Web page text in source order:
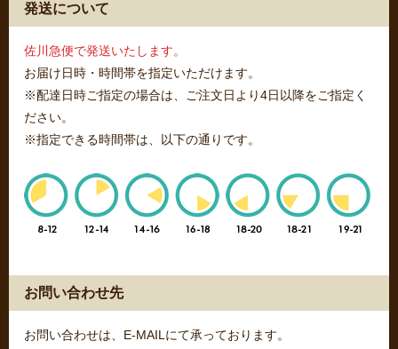
発送について
佐川急便で発送いたします。
お届け日時・時間帯を指定いただけます。
※配達日時ご指定の場合は、ご注文日より4日以降をご指定く
ださい。
※指定できる時間帯は、以下の通りです。
お問い合わせ先
お問い合わせは、E-MAILにて承っております。